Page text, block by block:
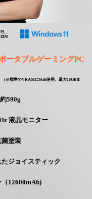
ータブルゲーミングPC
（※標準でVRAMに6GB使用、最大16GBま
590g
液晶モニター
菌塗装
たジョイスティック
12600mAh)